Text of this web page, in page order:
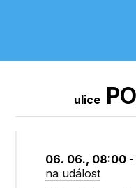
ulice
06. 06., 08:00 -
na událost